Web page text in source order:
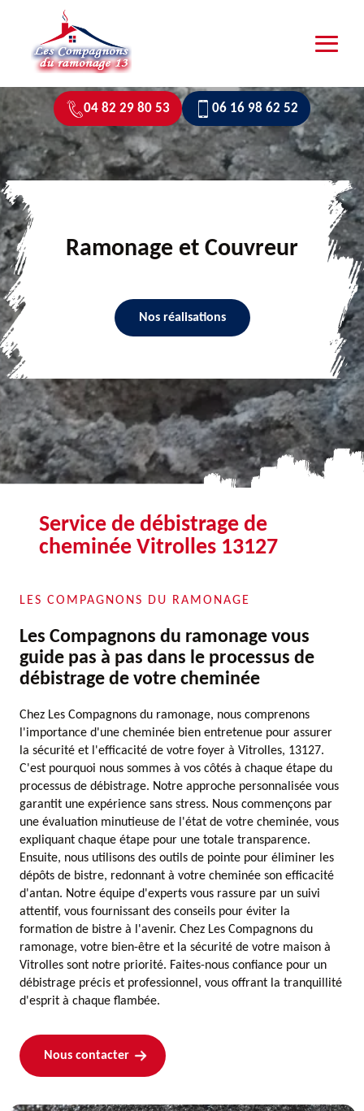
04 82 29 80 53 06 16 98 62 52
Ramonage et Couvreur
Nos réalisations
Service de débistrage de
cheminée Vitrolles 13127
LES COMPAGNONS DU RAMONAGE
Les Compagnons du ramonage vous
guide pas à pas dans le processus de
débistrage de votre cheminée
Chez Les Compagnons du ramonage, nous comprenons
l'importance d'une cheminée bien entretenue pour assurer
la sécurité et l'efficacité de votre foyer à Vitrolles, 13127.
C'est pourquoi nous sommes à vos côtés à chaque étape du
processus de débistrage. Notre approche personnalisée vous
garantit une expérience sans stress. Nous commençons par
une évaluation minutieuse de l'état de votre cheminée, vous
expliquant chaque étape pour une totale transparence.
Ensuite, nous utilisons des outils de pointe pour éliminer les
dépôts de bistre, redonnant à votre cheminée son efficacité
d'antan. Notre équipe d'experts vous rassure par un suivi
attentif, vous fournissant des conseils pour éviter la
formation de bistre à l'avenir. Chez Les Compagnons du
ramonage, votre bien-être et la sécurité de votre maison à
Vitrolles sont notre priorité. Faites-nous confiance pour un
débistrage précis et professionnel, vous offrant la tranquillité
d'esprit à chaque flambée.
Nous contacter